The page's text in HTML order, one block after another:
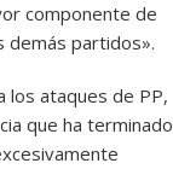
componente de
demás partidos».
los ataques de PP,
que ha terminado